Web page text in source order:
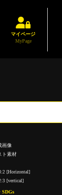
マイページ
MyPage
画像
ト素材
[Horizontal]
[vertical]
SDGs